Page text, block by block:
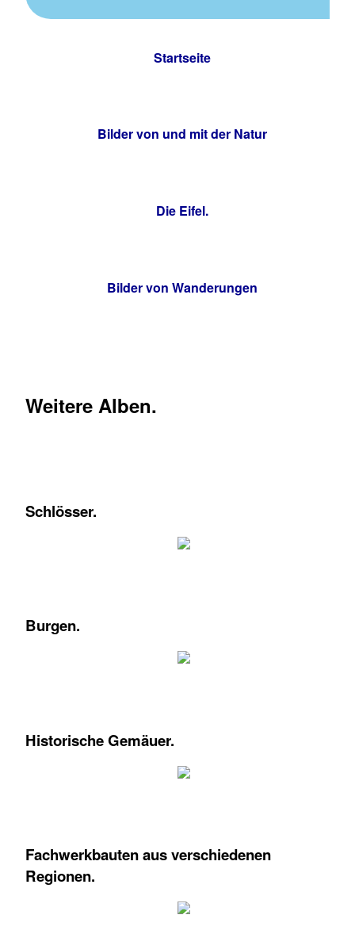
Startseite
Bilder von und mit der Natur
Die Eifel.
Bilder von Wanderungen
Weitere Alben.
Schlösser.
Burgen.
Historische Gemäuer.
Fachwerkbauten aus verschiedenen
Regionen.